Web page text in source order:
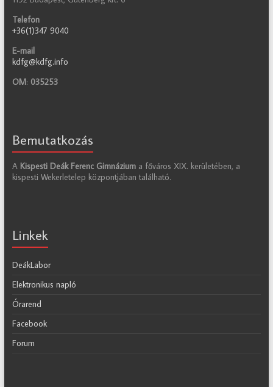
Telefon
+36(1)347 9040
E-mail
kdfg@kdfg.info
OM: 035253
Bemutatkozás
A Kispesti Deák Ferenc Gimnázium a főváros XIX. kerületében, a
kispesti Wekerletelep központjában található.
Linkek
DeákLabor
Elektronikus napló
Órarend
Facebook
Forum